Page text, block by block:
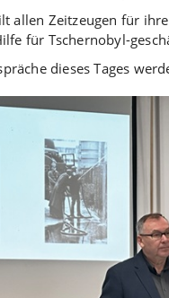
allen Zeitzeugen für
für Tschernobyl-
dieses Tages